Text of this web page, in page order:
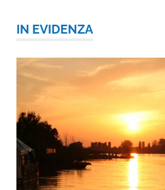
IN EVIDENZA